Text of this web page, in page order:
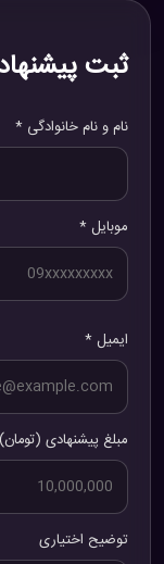
ثبت
نام و نام خانوادگی *
موبایل *
ایمیل *
مبلغ پیشنهادی
توضیح اختیاری